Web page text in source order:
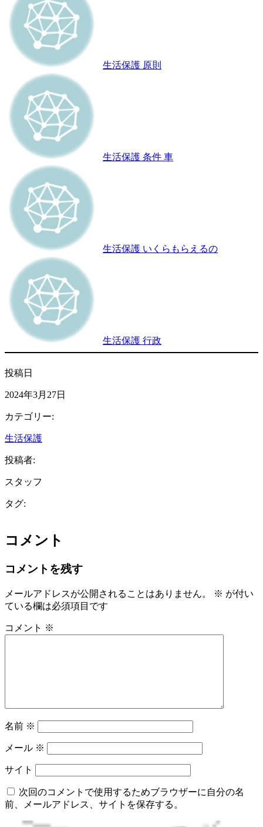
生活保護 原則
生活保護 条件 車
生活保護 いくらもらえるの
生活保護 行政
投稿日
2024年3月27日
カテゴリー:
生活保護
投稿者:
スタッフ
タグ:
コメント
コメントを残す
メールアドレスが公開されることはありません。 ※ が付い
ている欄は必須項目です
コメント ※
名前 ※
メール ※
サイト
次回のコメントで使用するためブラウザーに自分の名
前、メールアドレス、サイトを保存する。